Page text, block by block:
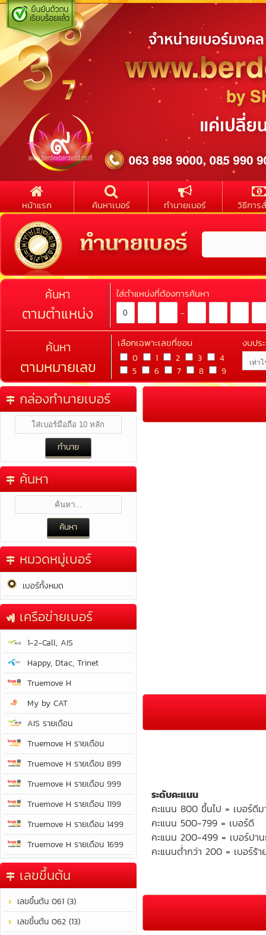
หน้าแรก ค้นหาเบอร์ ทำนายเบอร์ วิธีการ
ค้นหา
ตามตำแหน่ง
ใส่ตำแหน่งที่ต้องการค้นหา
-
ค้นหา
ตามหมายเลข
เลือกเฉพาะเลขที่ชอบ
0 1 2 3
4
5
6 7 8 9
งบปร
กล่องทำนายเบอร์
ค้นหา
หมวดหมู่เบอร์
เบอร์ทั้งหมด
เครือข่ายเบอร์
1-2-Call, AIS
Happy, Dtac, Trinet
Truemove H
My by CAT
AIS รายเดือน
Truemove H รายเดือน
Truemove H รายเดือน 899
Truemove H รายเดือน 999
Truemove H รายเดือน 1199
Truemove H รายเดือน 1499
Truemove H รายเดือน 1699
เลขขึ้นต้น
เลขขึ้นต้น 061 (3)
เลขขึ้นต้น 062 (13)
ระดับคะแนน
คะแนน 800 ขึ้นไป = เบอร์ดี
คะแนน 500-799 = เบอร์ดี
คะแนน 200-499 = เบอร์ปา
คะแนนต่ำกว่า 200 = เบอร์ร้า